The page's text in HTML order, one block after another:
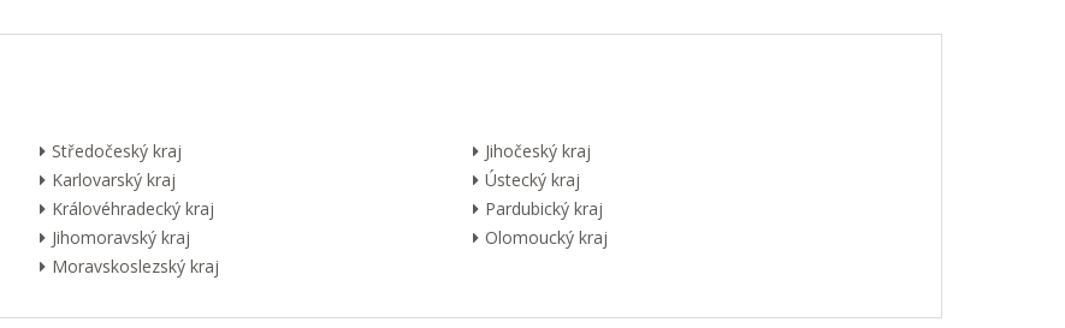
Středočeský kraj
Jihočeský kraj
Karlovarský kraj
Ústecký kraj
Královéhradecký kraj
Pardubický kraj
Jihomoravský kraj
Olomoucký kraj
Moravskoslezský kraj